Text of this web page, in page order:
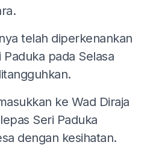
telah diperkenankan
pada Selasa
ke Wad Diraja
Seri Paduka
dengan kesihatan.